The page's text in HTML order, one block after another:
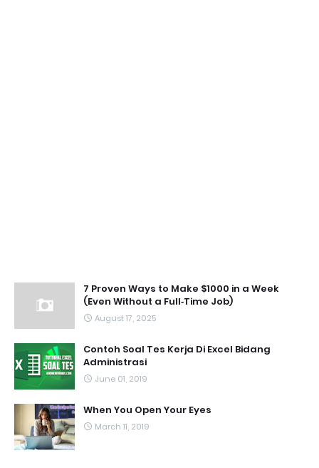
7 Proven Ways to Make $1000 in a Week
(Even Without a Full‑Time Job)
August 17, 2025
Contoh Soal Tes Kerja Di Excel Bidang
Administrasi
June 01, 2019
When You Open Your Eyes
March 11, 2019